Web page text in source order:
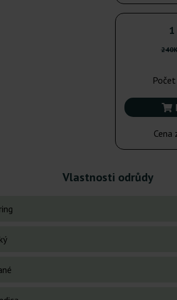
Cena
Vlastnosti odrůdy